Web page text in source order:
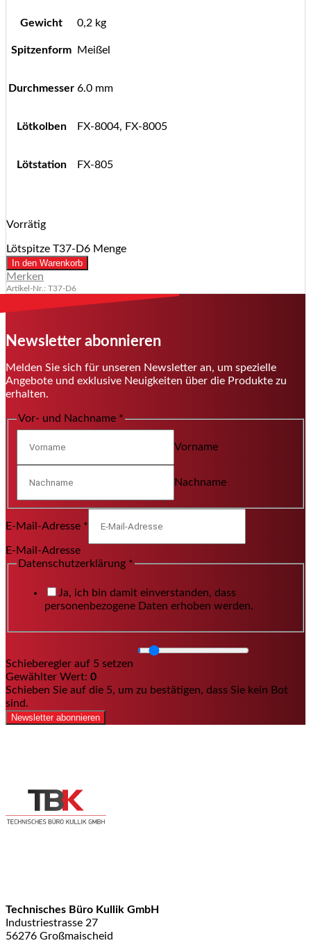
Gewicht 0,2 kg
Spitzenform Meißel
Durchmesser 6.0 mm
Lötkolben FX-8004, FX-8005
Lötstation FX-805
Vorrätig
Lötspitze T37-D6 Menge
In den Warenkorb
Merken
Artikel-Nr.: T37-D6
Newsletter abonnieren
Melden Sie sich für unseren Newsletter an, um spezielle
Angebote und exklusive Neuigkeiten über die Produkte zu
erhalten.
Vor- und Nachname *
Vorname
Nachname
E-Mail-Adresse *
E-Mail-Adresse
Datenschutzerklärung *
Ja, ich bin damit einverstanden, dass
personenbezogene Daten erhoben werden.
Schieberegler auf 5 setzen
Gewählter Wert: 0
Schieben Sie auf die 5, um zu bestätigen, dass Sie kein Bot
sind.
Newsletter abonnieren
Technisches Büro Kullik GmbH
Industriestrasse 27
56276 Großmaischeid